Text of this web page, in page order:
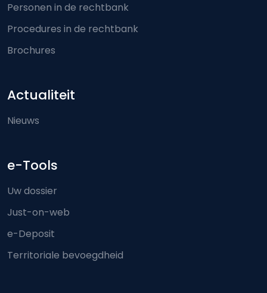
Personen in de rechtbank
Procedures in de rechtbank
Brochures
Actualiteit
Nieuws
e-Tools
Uw dossier
Just-on-web
e-Deposit
Territoriale bevoegdheid